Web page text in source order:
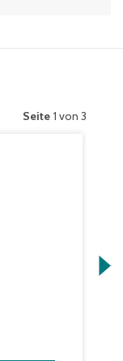
Seite 1 von 3